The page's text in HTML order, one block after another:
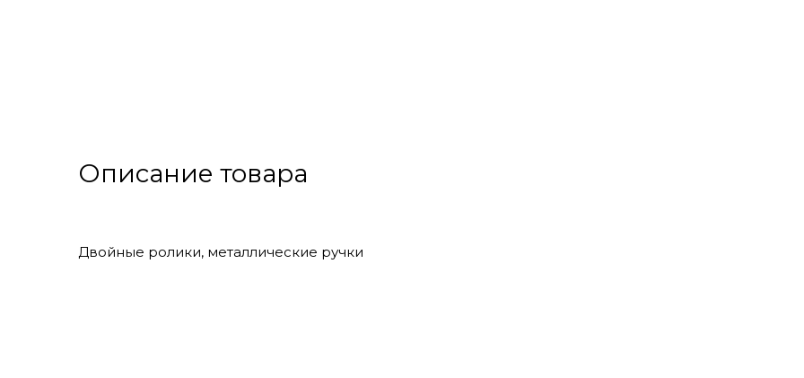
Описание товара
Двойные ролики, металлические ручки